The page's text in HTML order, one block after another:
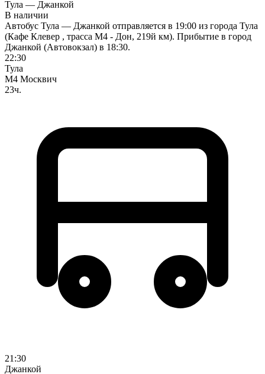
Тула — Джанкой
В наличии
Автобус Тула — Джанкой отправляется в 19:00 из города Тула
(Кафе Клевер , трасса М4 - Дон, 219й км). Прибытие в город
Джанкой (Автовокзал) в 18:30.
22:30
Тула
М4 Москвич
23ч.
21:30
Джанкой